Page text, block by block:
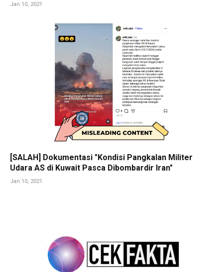
Jan 10, 2021
[SALAH] Dokumentasi "Kondisi Pangkalan Militer
Udara AS di Kuwait Pasca Dibombardir Iran"
Jan 10, 2021